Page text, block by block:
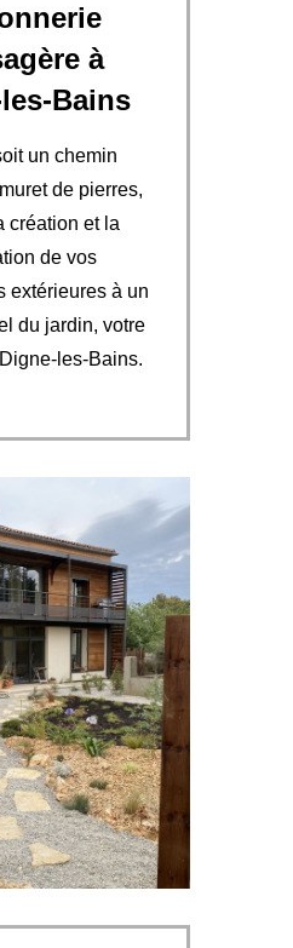
à
Bains
un chemin
de pierres,
création et la
de vos
extérieures à un
du jardin, votre
les-Bains.